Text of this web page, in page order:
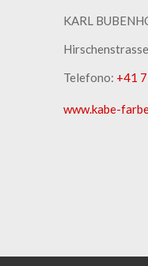
KARL
Telefono: +41
www.kabe-